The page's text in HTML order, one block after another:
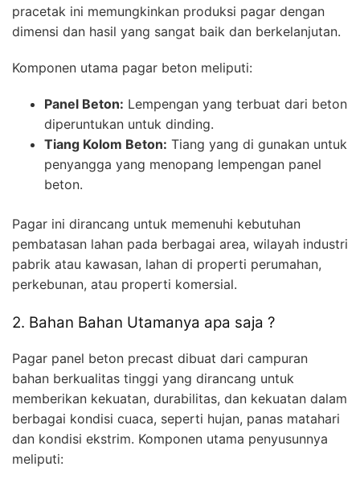
pracetak ini memungkinkan produksi pagar dengan
dimensi dan hasil yang sangat baik dan berkelanjutan.
Komponen utama pagar beton meliputi:
Panel Beton: Lempengan yang terbuat dari beton
diperuntukan untuk dinding.
Tiang Kolom Beton: Tiang yang di gunakan untuk
penyangga yang menopang lempengan panel
beton.
Pagar ini dirancang untuk memenuhi kebutuhan
pembatasan lahan pada berbagai area, wilayah industri
pabrik atau kawasan, lahan di properti perumahan,
perkebunan, atau properti komersial.
2. Bahan Bahan Utamanya apa saja ?
Pagar panel beton precast dibuat dari campuran
bahan berkualitas tinggi yang dirancang untuk
memberikan kekuatan, durabilitas, dan kekuatan dalam
berbagai kondisi cuaca, seperti hujan, panas matahari
dan kondisi ekstrim. Komponen utama penyusunnya
meliputi: